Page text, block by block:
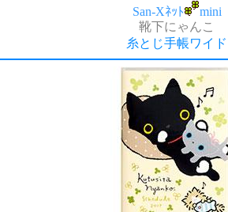
San-Xﾈｯﾄ
mini
靴下にゃんこ
糸とじ手帳ワイド